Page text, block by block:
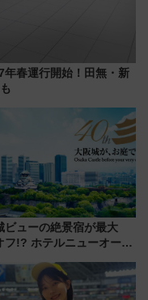
年春運行開始！田無・新
ビューの絶景宿が最大
フ!? ホテルニューオータ
で秋の関西旅を豪華にす
（8月20日まで！）